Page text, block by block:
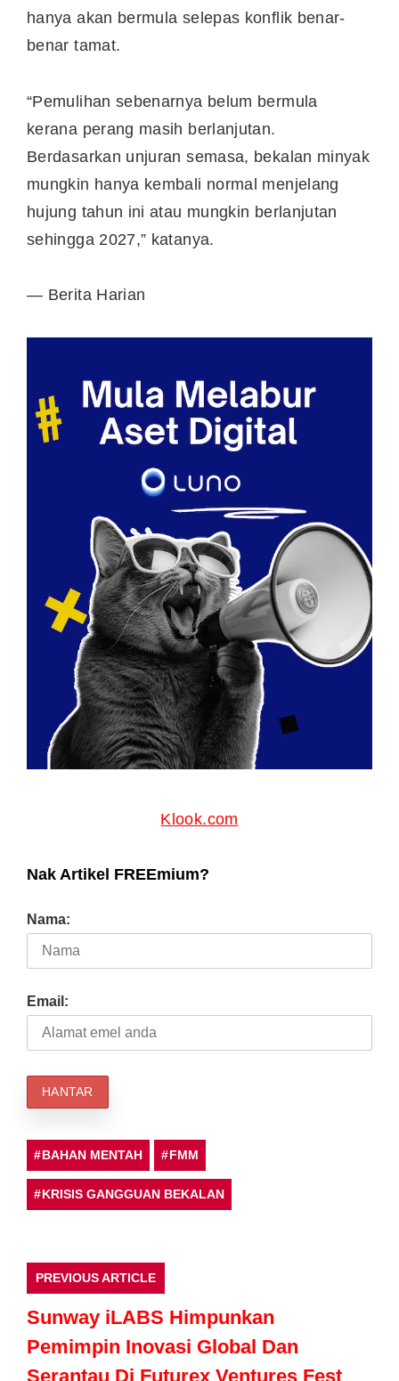
hanya akan bermula selepas konflik benar-
benar tamat.
“Pemulihan sebenarnya belum bermula
kerana perang masih berlanjutan.
Berdasarkan unjuran semasa, bekalan minyak
mungkin hanya kembali normal menjelang
hujung tahun ini atau mungkin berlanjutan
sehingga 2027,” katanya.
— Berita Harian
Klook.com
Nak Artikel FREEmium?
Nama:
Email:
BAHAN MENTAH FMM
KRISIS GANGGUAN BEKALAN
PREVIOUS ARTICLE
Sunway iLABS Himpunkan
Pemimpin Inovasi Global Dan
Serantau Di Futurex Ventures Fest